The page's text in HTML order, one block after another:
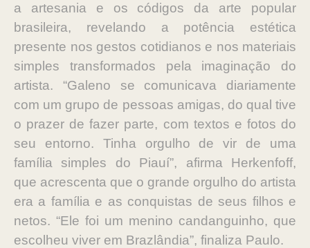
a artesania e os códigos da arte popular
brasileira, revelando a potência estética
presente nos gestos cotidianos e nos materiais
simples transformados pela imaginação do
artista. “Galeno se comunicava diariamente
com um grupo de pessoas amigas, do qual tive
o prazer de fazer parte, com textos e fotos do
seu entorno. Tinha orgulho de vir de uma
família simples do Piauí”, afirma Herkenfoff,
que acrescenta que o grande orgulho do artista
era a família e as conquistas de seus filhos e
netos. “Ele foi um menino candanguinho, que
escolheu viver em Brazlândia”, finaliza Paulo.